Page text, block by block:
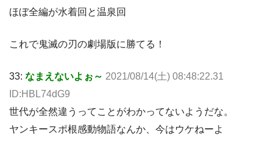
ほぼ全編が水着回と温泉回
これで鬼滅の刃の劇場版に勝てる！
33: なまえないよぉ～ 2021/08/14(土) 08:48:22.31
ID:HBL74dG9
世代が全然違うってことがわかってないようだな。
ヤンキースポ根感動物語なんか、今はウケねーよ